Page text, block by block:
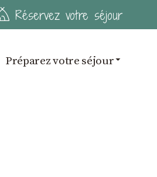
Réservez votre séjour
Préparez votre séjour